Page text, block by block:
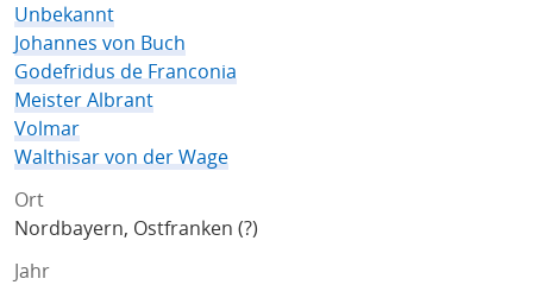
Unbekannt
Johannes von Buch
Godefridus de Franconia
Meister Albrant
Volmar
Walthisar von der Wage
Ort
Nordbayern, Ostfranken (?)
Jahr